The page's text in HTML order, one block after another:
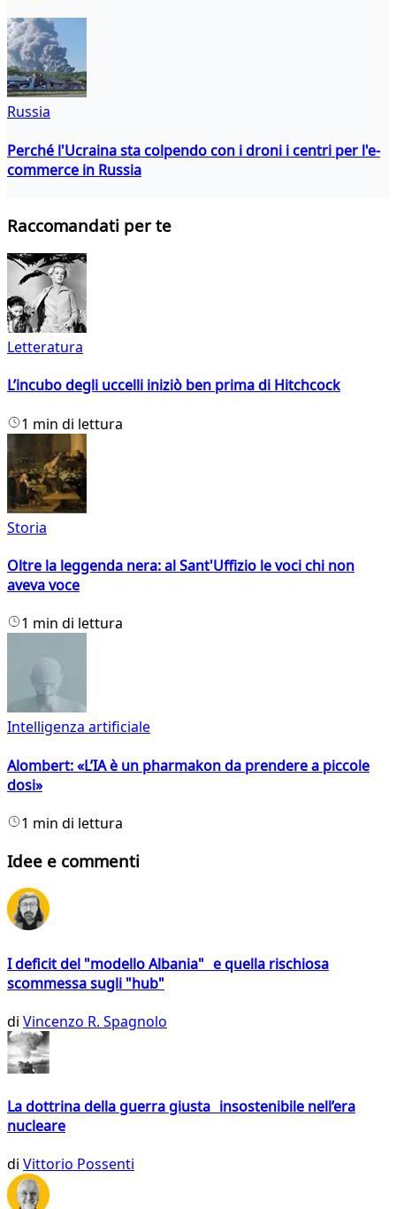
Russia
Perché l'Ucraina sta colpendo con i droni i centri per l'e-
commerce in Russia
Raccomandati per te
Letteratura
L’incubo degli uccelli iniziò ben prima di Hitchcock
1 min di lettura
Storia
Oltre la leggenda nera: al Sant'Uffizio le voci chi non
aveva voce
1 min di lettura
Intelligenza artificiale
Alombert: «L’IA è un pharmakon da prendere a piccole
dosi»
1 min di lettura
Idee e commenti
I deficit del "modello Albania" e quella rischiosa
scommessa sugli "hub"
di Vincenzo R. Spagnolo
La dottrina della guerra giusta insostenibile nell’era
nucleare
di Vittorio Possenti